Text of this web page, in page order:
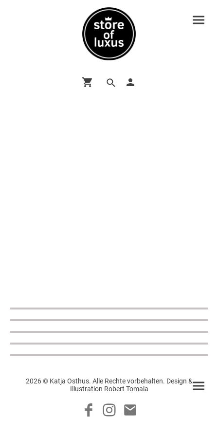
2026 © Katja Osthus. Alle Rechte vorbehalten. Design &
Illustration Robert Tomala